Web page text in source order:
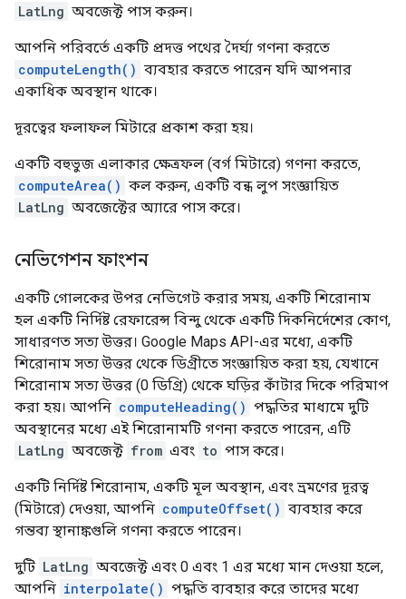
LatLng অবজেক্ট পাস করুন।
আপনি পরিবর্তে একটি প্রদত্ত পথের দৈর্ঘ্য গণনা করতে
computeLength() ব্যবহার করতে পারেন যদি আপনার
একাধিক অবস্থান থাকে।
দূরত্বের ফলাফল মিটারে প্রকাশ করা হয়।
একটি বহুভুজ এলাকার ক্ষেত্রফল (বর্গ মিটারে) গণনা করতে,
computeArea() কল করুন, একটি বন্ধ লুপ সংজ্ঞায়িত
LatLng অবজেক্টের অ্যারে পাস করে।
নেভিগেশন ফাংশন
একটি গোলকের উপর নেভিগেট করার সময়, একটি শিরোনাম
হল একটি নির্দিষ্ট রেফারেন্স বিন্দু থেকে একটি দিকনির্দেশের কোণ,
সাধারণত সত্য উত্তর। Google Maps API-এর মধ্যে, একটি
শিরোনাম সত্য উত্তর থেকে ডিগ্রীতে সংজ্ঞায়িত করা হয়, যেখানে
শিরোনাম সত্য উত্তর (0 ডিগ্রি) থেকে ঘড়ির কাঁটার দিকে পরিমাপ
করা হয়। আপনি computeHeading() পদ্ধতির মাধ্যমে দুটি
অবস্থানের মধ্যে এই শিরোনামটি গণনা করতে পারেন, এটি
LatLng অবজেক্ট from এবং to পাস করে।
একটি নির্দিষ্ট শিরোনাম, একটি মূল অবস্থান, এবং ভ্রমণের দূরত্ব
(মিটারে) দেওয়া, আপনি computeOffset() ব্যবহার করে
গন্তব্য স্থানাঙ্কগুলি গণনা করতে পারেন।
দুটি LatLng অবজেক্ট এবং 0 এবং 1 এর মধ্যে মান দেওয়া হলে,
আপনি interpolate() পদ্ধতি ব্যবহার করে তাদের মধ্যে